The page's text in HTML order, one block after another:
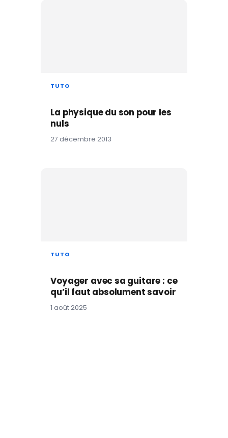
TUTO
La physique du son pour les
nuls
27 décembre 2013
TUTO
Voyager avec sa guitare : ce
qu’il faut absolument savoir
1 août 2025